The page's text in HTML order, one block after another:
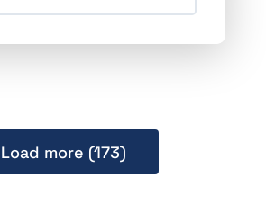
Load more (173)